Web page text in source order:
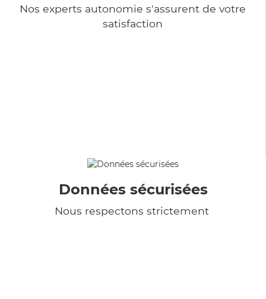
Nos experts autonomie s'assurent de votre
satisfaction
Données sécurisées
Nous respectons strictement